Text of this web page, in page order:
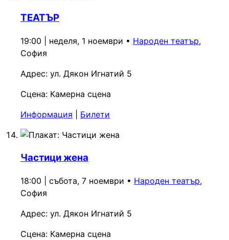
ТЕАТЪР
19:00 | неделя, 1 ноември • Народен театър,
София
Адрес: ул. Дякон Игнатий 5
Сцена: Камерна сцена
Информация
Билети
Частици жена
18:00 | събота, 7 ноември • Народен театър,
София
Адрес: ул. Дякон Игнатий 5
Сцена: Камерна сцена